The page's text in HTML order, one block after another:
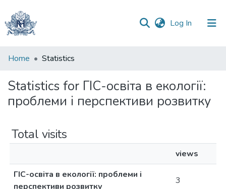
Log In (current)
Communities
Collections
All of DSpace
Home Statistics
Statistics for ГІС-освіта в екології:
проблеми і перспективи розвитку
Total visits
views
ГІС-освіта в екології: проблеми і
перспективи розвитку
3